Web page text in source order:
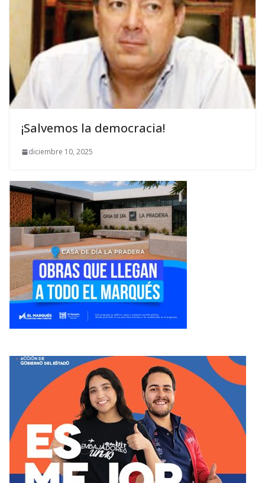
¡Salvemos la democracia!
diciembre 10, 2025